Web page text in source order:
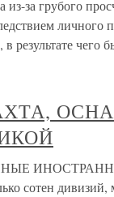
за грубого
личного
чего
сотен дивизий,